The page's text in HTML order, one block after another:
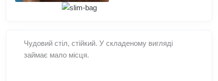
Чудовий стіл, стійкий. У складеному вигляді
займає мало місця.